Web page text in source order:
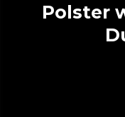
Polster wie neu in einem